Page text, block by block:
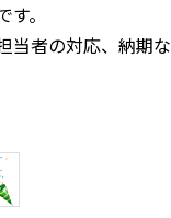
。
当者の対応、納期な